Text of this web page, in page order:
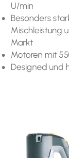
U/min
Besonders
Mischleistung
Markt
Motoren mit
Designed und